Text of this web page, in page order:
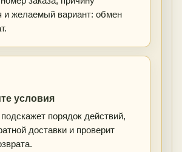
и желаемый вариант: обмен
условия
порядок действий,
доставки и проверит